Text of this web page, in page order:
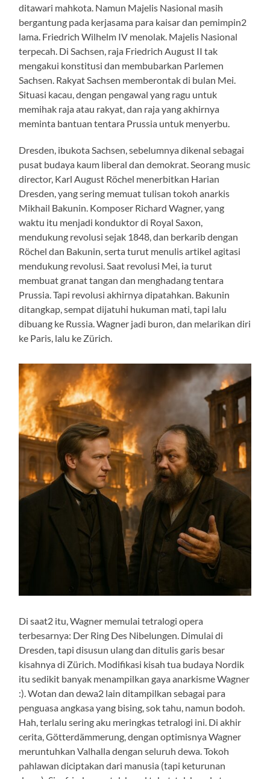
ditawari mahkota. Namun Majelis Nasional masih
bergantung pada kerjasama para kaisar dan pemimpin2
lama. Friedrich Wilhelm IV menolak. Majelis Nasional
terpecah. Di Sachsen, raja Friedrich August II tak
mengakui konstitusi dan membubarkan Parlemen
Sachsen. Rakyat Sachsen memberontak di bulan Mei.
Situasi kacau, dengan pengawal yang ragu untuk
memihak raja atau rakyat, dan raja yang akhirnya
meminta bantuan tentara Prussia untuk menyerbu.
Dresden, ibukota Sachsen, sebelumnya dikenal sebagai
pusat budaya kaum liberal dan demokrat. Seorang music
director, Karl August Röchel menerbitkan Harian
Dresden, yang sering memuat tulisan tokoh anarkis
Mikhail Bakunin. Komposer Richard Wagner, yang
waktu itu menjadi konduktor di Royal Saxon,
mendukung revolusi sejak 1848, dan berkarib dengan
Röchel dan Bakunin, serta turut menulis artikel agitasi
mendukung revolusi. Saat revolusi Mei, ia turut
membuat granat tangan dan menghadang tentara
Prussia. Tapi revolusi akhirnya dipatahkan. Bakunin
ditangkap, sempat dijatuhi hukuman mati, tapi lalu
dibuang ke Russia. Wagner jadi buron, dan melarikan diri
ke Paris, lalu ke Zürich.
Di saat2 itu, Wagner memulai tetralogi opera
terbesarnya: Der Ring Des Nibelungen. Dimulai di
Dresden, tapi disusun ulang dan ditulis garis besar
kisahnya di Zürich. Modifikasi kisah tua budaya Nordik
itu sedikit banyak menampilkan gaya anarkisme Wagner
:). Wotan dan dewa2 lain ditampilkan sebagai para
penguasa angkasa yang bising, sok tahu, namun bodoh.
Hah, terlalu sering aku meringkas tetralogi ini. Di akhir
cerita, Götterdämmerung, dengan optimisnya Wagner
meruntuhkan Valhalla dengan seluruh dewa. Tokoh
pahlawan diciptakan dari manusia (tapi keturunan